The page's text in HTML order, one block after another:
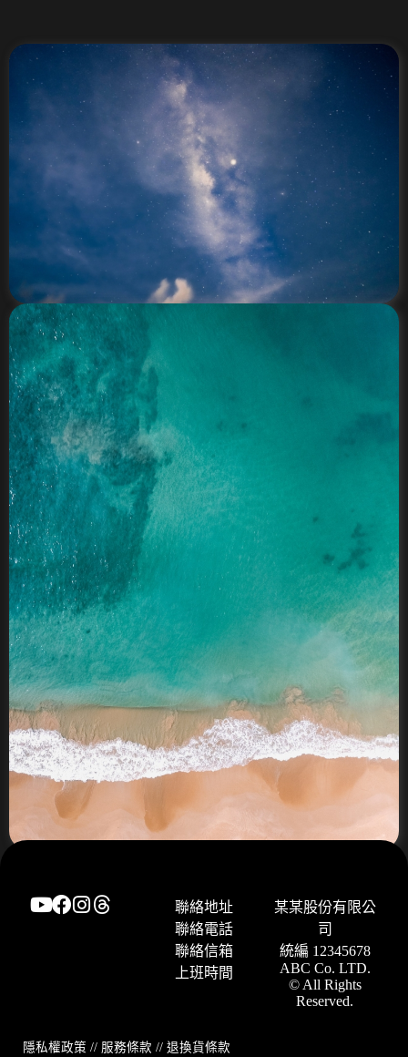
某某股份有限公
司
統編 12345678
ABC Co. LTD.
© All Rights
Reserved.
聯絡地址
聯絡電話
聯絡信箱
上班時間
隱私權政策 // 服務條款 // 退換貨條款